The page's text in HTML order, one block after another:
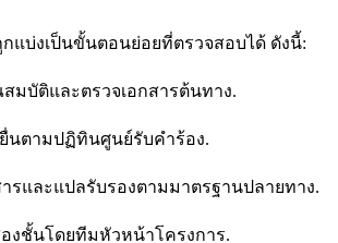
กแบ่งเป็นขั้นตอนย่อยที่ตรวจสอบได้ ดังนี้:
มบัติและตรวจเอกสารต้นทาง.
นตามปฏิทินศูนย์รับคำร้อง.
ารและแปลรับรองตามมาตรฐานปลายทาง.
งชั้นโดยทีมหัวหน้าโครงการ.